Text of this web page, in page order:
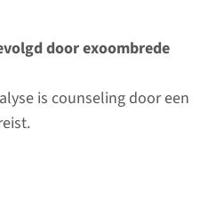
door exoombrede
is counseling door een